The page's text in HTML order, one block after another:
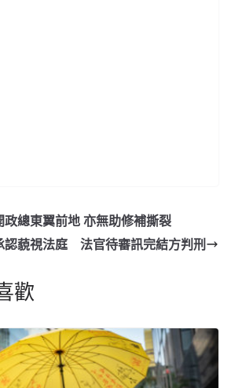
總東翼前地 亦無助修補撕裂
認藐視法庭 法官待審訊完結方判刑
歡